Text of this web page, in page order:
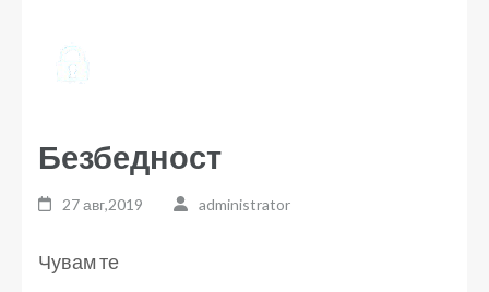
Безбедност
27 авг,2019 administrator
Чувам те